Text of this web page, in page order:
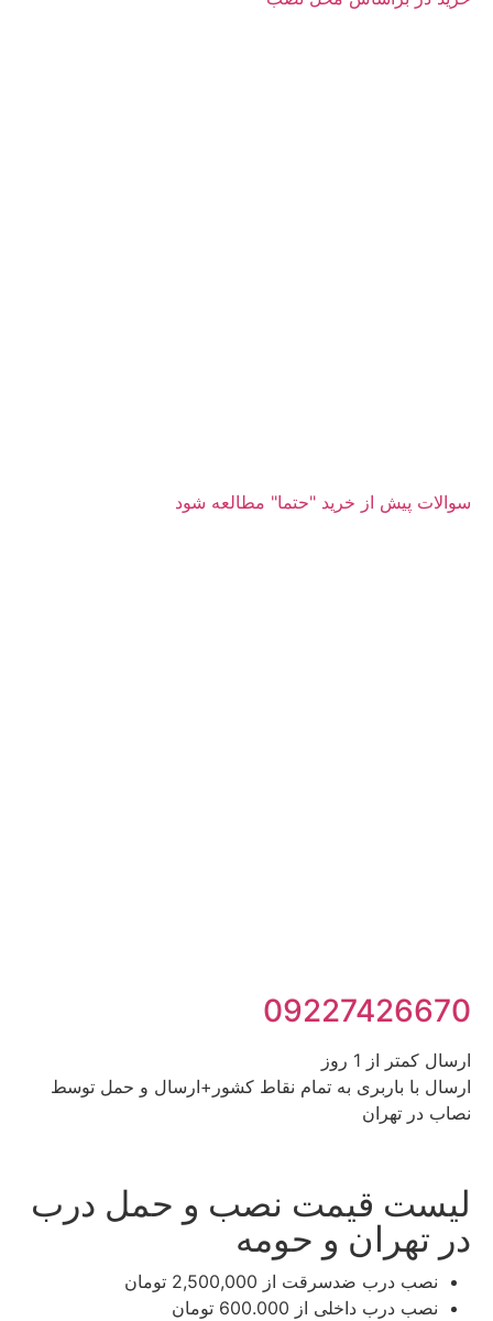
سوالات پیش از خرید "حتما" مطالعه شود
09227426670
ارسال کمتر از 1 روز
ارسال با باربری به تمام نقاط کشور+ارسال و حمل توسط
نصاب در تهران
لیست قیمت نصب و حمل درب
در تهران و حومه
نصب درب ضدسرقت از 2,500,000 تومان
نصب درب داخلی از 600.000 تومان